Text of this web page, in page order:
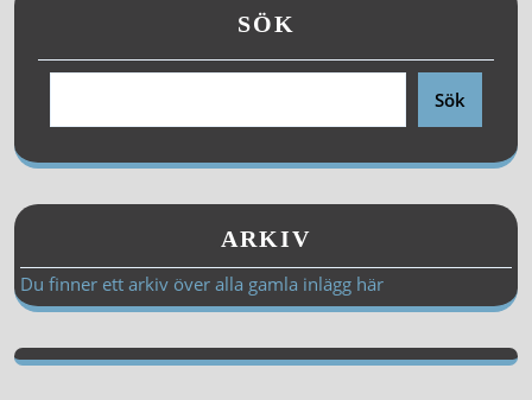
SÖK
Sök
ARKIV
Du finner ett arkiv över alla gamla inlägg här